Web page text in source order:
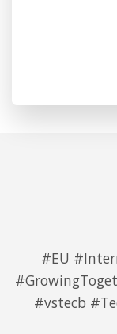
#EU
#vstecb